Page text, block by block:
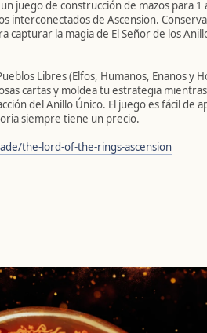
juego de construcción de mazos para
de Ascension.
capturar la magia de El Señor de los
Libres (Elfos, Humanos, Enanos y
cartas y moldea tu estrategia
del Anillo Único. El juego es fácil de
siempre tiene un precio.
the-lord-of-the-rings-ascension